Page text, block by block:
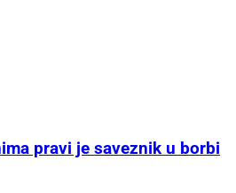
pravi je saveznik u borbi